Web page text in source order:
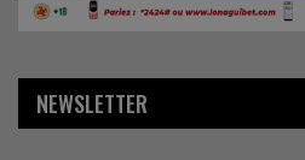
NEWSLETTER